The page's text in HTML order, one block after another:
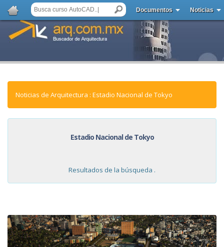
Documentos Noticias
Noticias de Arquitectura : Estadio Nacional de Tokyo
Estadio Nacional de Tokyo
Resultados de la búsqueda .